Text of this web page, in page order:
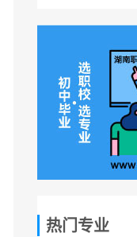
热门专业